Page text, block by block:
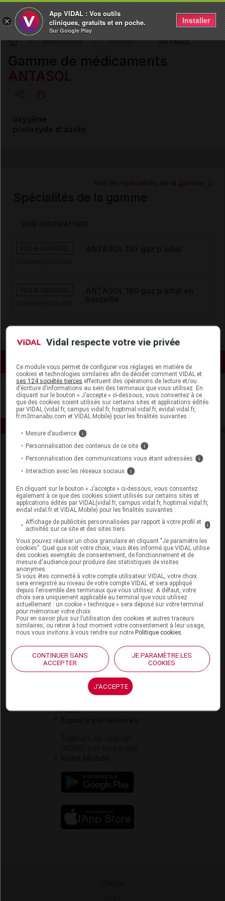
Médicaments Gammes ANTASOL
ANTASOL
Voir les spécialités de la gamme
Espace produit
Boutique
VIDAL Expert
VIDAL Hoptimal
eVIDAL
VIDAL Mobile
VIDAL widget
VIDAL Sécurisation
VIDAL e-Services
Espace institutionnel
Qui sommes-nous ?
VIDAL France
Carrières
Charte éthique et
déontologique
Service client
Aide
×
App VIDAL : Vos outils
cliniques, gratuits et en poche.
Sur Google Play
Installer
Vidal respecte votre vie privée
Ce module vous permet de configurer vos réglages en matière de
cookies et technologies similaires afin de décider comment VIDAL et
ses 124 sociétés tierces effectuent des opérations de lecture et/ou
d’écriture d’informations au sein des terminaux que vous utilisez. En
cliquant sur le bouton « J’accepte » ci-dessous, vous consentez à ce
que des cookies soient utilisés sur certains sites et applications édités
par VIDAL (vidal.fr, campus.vidal.fr, hoptimal.vidal.fr, evidal.vidal.fr,
fr.m3manabu.com et VIDAL Mobile) pour les finalités suivantes :
Mesure d’audience i
Personnalisation des contenus de ce site i
Personnalisation des communications vous étant adressées i
Interaction avec les réseaux sociaux i
En cliquant sur le bouton « J’accepte » ci-dessous, vous consentez
également à ce que des cookies soient utilisés sur certains sites et
applications édités par VIDAL(vidal.fr, campus.vidal.fr, hoptimal.vidal.fr,
evidal.vidal.fr et VIDAL Mobile) pour les finalités suivantes :
Affichage de publicités personnalisées par rapport à votre profil et
activités sur ce site et des sites tiers
i
Vous pouvez réaliser un choix granulaire en cliquant "Je paramètre les
cookies". Quel que soit votre choix, vous êtes informé que VIDAL utilise
des cookies exemptés de consentement, de fonctionnement et de
mesure d'audience pour produire des statistiques de visites
anonymes.
Si vous êtes connecté à votre compte utilisateur VIDAL, votre choix
sera enregistré au niveau de votre compte VIDAL et sera appliqué
depuis l’ensemble des terminaux que vous utilisez. A défaut, votre
choix sera uniquement applicable au terminal que vous utilisez
actuellement : un cookie « technique » sera déposé sur votre terminal
pour mémoriser votre choix.
Pour en savoir plus sur l’utilisation des cookies et autres traceurs
similaires, ou retirer à tout moment votre consentement à leur usage,
nous vous invitons à vous rendre sur notrePolitique cookies
CONTINUER SANS
ACCEPTER
JE PARAMÈTRE LES
COOKIES
J'ACCEPTE